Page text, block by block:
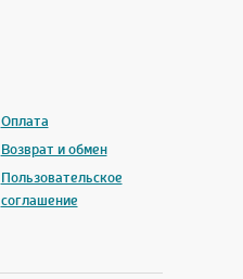
Оплата
Возврат и обмен
Пользовательское
соглашение